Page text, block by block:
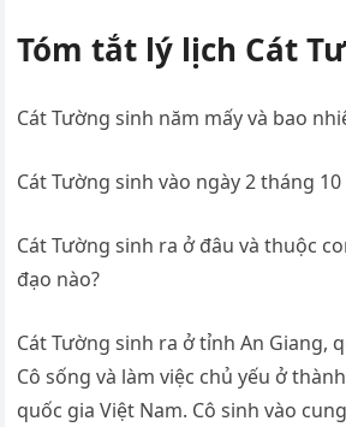
Tóm tắt lý lịch Cát
Cát Tường sinh năm mấy và bao
Cát Tường sinh vào ngày 2 tháng
Cát Tường sinh ra ở đâu và thuộc
đạo nào?
Cát Tường sinh ra ở tỉnh An Giang,
Cô sống và làm việc chủ yếu ở
quốc gia Việt Nam. Cô sinh vào